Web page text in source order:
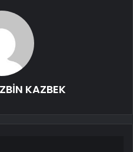
KAZBEK